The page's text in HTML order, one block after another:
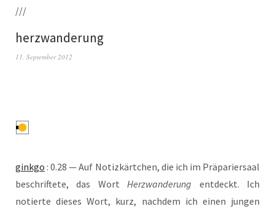
///
herzwanderung
11. September 2012
gink­go : 0.28 — Auf Notiz­kärt­chen, die ich im Prä­pa­rier­saal
beschrif­te­te, das WortHerz­wan­de­rung ent­deckt. Ich
notier­te die­ses Wort, kurz, nach­dem ich einen jun­gen